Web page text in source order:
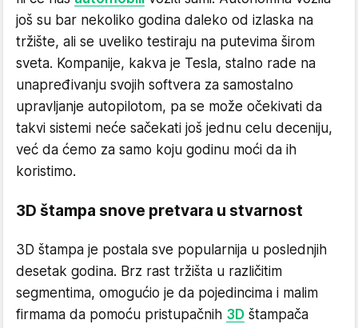
još su bar nekoliko godina daleko od izlaska na
tržište, ali se uveliko testiraju na putevima širom
sveta. Kompanije, kakva je Tesla, stalno rade na
unapređivanju svojih softvera za samostalno
upravljanje autopilotom, pa se može očekivati da
takvi sistemi neće sačekati još jednu celu deceniju,
već da ćemo za samo koju godinu moći da ih
koristimo.
3D štampa snove pretvara u stvarnost
3D štampa je postala sve popularnija u poslednjih
desetak godina. Brz rast tržišta u različitim
segmentima, omogućio je da pojedincima i malim
firmama da pomoću pristupačnih 3D štampača